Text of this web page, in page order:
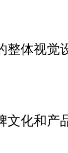
整体视
文化和产